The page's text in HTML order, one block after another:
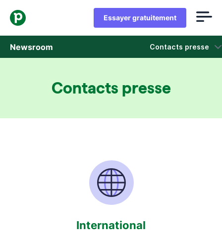
Essayer gratuitement
Newsroom Contacts presse
Contacts presse
International